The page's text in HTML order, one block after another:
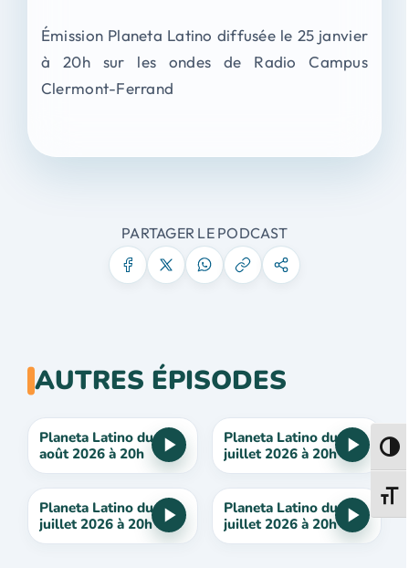
Émission Planeta Latino diffusée le 25 janvier
à 20h sur les ondes de Radio Campus
Clermont-Ferrand
PARTAGER LE PODCAST
AUTRES ÉPISODES
Planeta Latino du 6
août 2026 à 20h
Planeta Latino du 30
juillet 2026 à 20h
Planeta Latino du 16
juillet 2026 à 20h
Planeta Latino du 9
juillet 2026 à 20h